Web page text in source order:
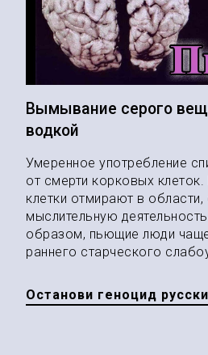
Вымывание серого
водкой
Умеренное употребление
от смерти корковых
клетки отмирают в
мыслительную
образом, пьющие люди
раннего старческого
Останови геноцид